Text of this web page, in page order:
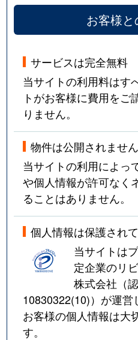
お客様
サービスは完全無料
当サイトの利用料はす
トがお客様に費用をご
りません。
物件は公開されません
当サイトの利用によっ
や個人情報が許可なく
ることはありません。
個人情報は保護され
当サイトは
定企業のリ
株式会社（
10830322(10)）が運営
お客様の個人情報は大
す。